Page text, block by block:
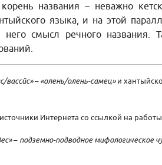
названия – неважно
языка, и на этой
смысл речного названия.
вассйс»–«олень/олень-самец»и
Интернета со ссылкой на
– подземно-подводное мифологическое